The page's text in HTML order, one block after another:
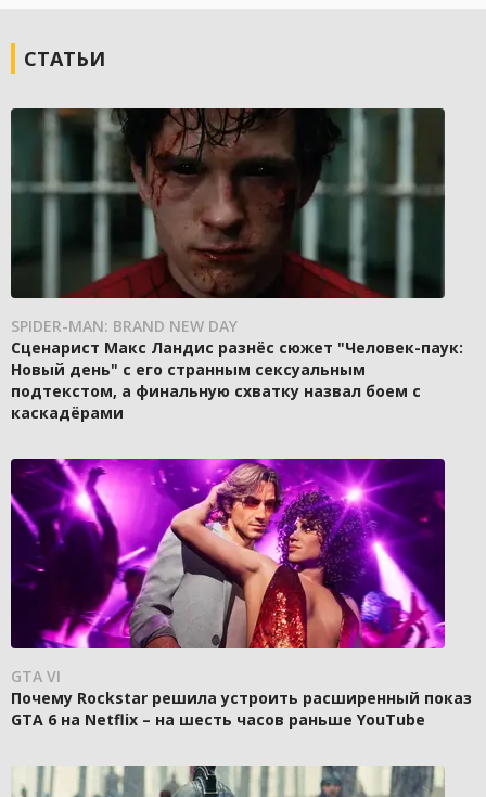
СТАТЬИ
SPIDER-MAN: BRAND NEW DAY
Сценарист Макс Ландис разнёс сюжет "Человек-паук:
Новый день" с его странным сексуальным
подтекстом, а финальную схватку назвал боем с
каскадёрами
GTA VI
Почему Rockstar решила устроить расширенный показ
GTA 6 на Netflix – на шесть часов раньше YouTube